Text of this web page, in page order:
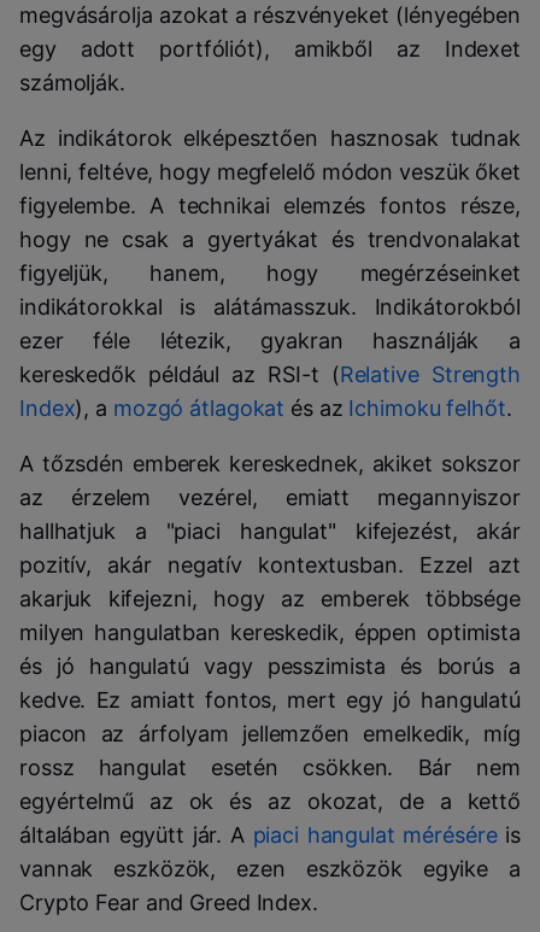
megvásárolja azokat a részvényeket (lényegében
egy adott portfóliót), amikből az Indexet
számolják.
Az indikátorok elképesztően hasznosak tudnak
lenni, feltéve, hogy megfelelő módon veszük őket
figyelembe. A technikai elemzés fontos része,
hogy ne csak a gyertyákat és trendvonalakat
figyeljük, hanem, hogy megérzéseinket
indikátorokkal is alátámasszuk. Indikátorokból
ezer féle létezik, gyakran használják a
kereskedők például az RSI-t (Relative Strength
Index), a mozgó átlagokat és az Ichimoku felhőt.
A tőzsdén emberek kereskednek, akiket sokszor
az érzelem vezérel, emiatt megannyiszor
hallhatjuk a "piaci hangulat" kifejezést, akár
pozitív, akár negatív kontextusban. Ezzel azt
akarjuk kifejezni, hogy az emberek többsége
milyen hangulatban kereskedik, éppen optimista
és jó hangulatú vagy pesszimista és borús a
kedve. Ez amiatt fontos, mert egy jó hangulatú
piacon az árfolyam jellemzően emelkedik, míg
rossz hangulat esetén csökken. Bár nem
egyértelmű az ok és az okozat, de a kettő
általában együtt jár. A piaci hangulat méréséreis
vannak eszközök, ezen eszközök egyike a
Crypto Fear and Greed Index.